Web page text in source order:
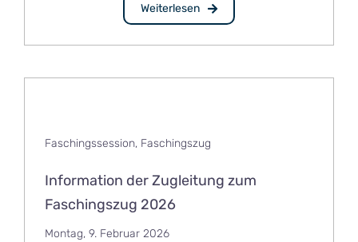
Weiterlesen
Faschingssession, Faschingszug
Information der Zugleitung zum
Faschingszug 2026
Montag, 9. Februar 2026